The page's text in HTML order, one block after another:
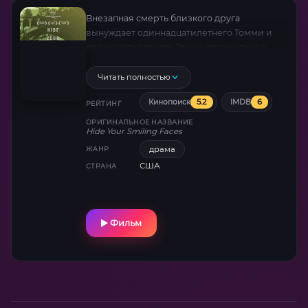
Внезапная смерть близкого друга
вынуждает одиннадцатилетнего Томми и
тайной природы и осознанием их
собственной смертности.
Читать полностью
РЕЙТИНГ Кинопоиск 5.2 IMDB 6
ОРИГИНАЛЬНОЕ НАЗВАНИЕ
Hide Your Smiling Faces
ЖАНР драма
СТРАНА США
Фильм